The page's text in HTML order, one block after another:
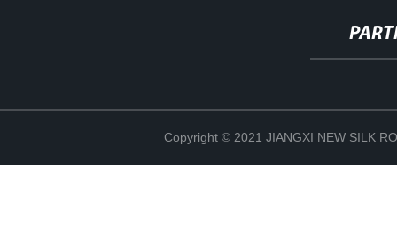
Copyright © 2021 JIANGXI NEW SILK